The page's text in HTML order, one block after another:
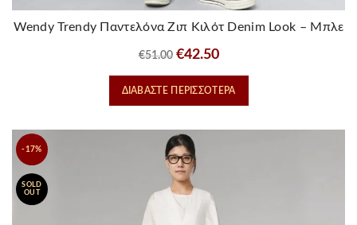
Wendy Trendy Παντελόνα Ζιπ Κιλότ Denim Look – Μπλε
€51.00 Original
price
was:
€42.50Η
τρέχουσα
τιμή
€42.50.
ΔΙΑΒΆΣΤΕ ΠΕΡΙΣΣΌΤΕΡΑ
-17%
SOLD
OUT